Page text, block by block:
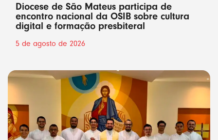
Diocese de São Mateus participa de
encontro nacional da OSIB sobre cultura
digital e formação presbiteral
5 de agosto de 2026